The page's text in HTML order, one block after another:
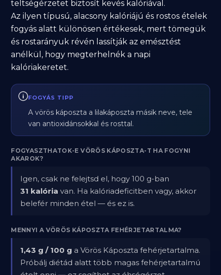
teltségérzetet biztosít kevés kalóriával.
Az ilyen típusú, alacsony kalóriájú és rostos ételek
fogyás alatt különösen értékesek, mert tömegük
és rostarányuk révén lassítják az emésztést
anélkül, hogy megterhelnék a napi
kalóriakeretet.
FOGYÁS TIPP
A vörös káposzta a lilakáposzta másik neve, tele
van antioxidánsokkal és rosttal.
FOGYASZTHATOK-E VÖRÖS KÁPOSZTA-T HA FOGYNI
AKAROK?
Igen, csak ne felejtsd el, hogy 100 g-ban
31 kalória van. Ha kalóriadeficitben vagy, akkor
belefér minden étel — és ez is.
MENNYI A VÖRÖS KÁPOSZTA FEHÉRJETARTALMA?
1,43 g / 100 g a Vörös Káposzta fehérjetartalma.
Próbálj diétád alatt több magas fehérjetartalmú